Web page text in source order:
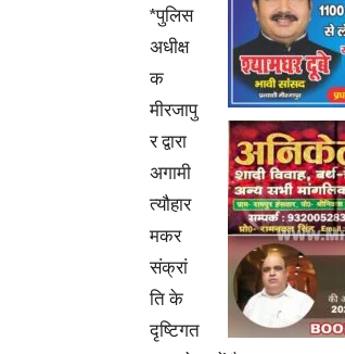
*पुलिस
अधीक्ष
क
मीरजापु
र द्वारा
अगामी
त्यौहार
मकर
संक्रां
ति के
दृष्टिगत